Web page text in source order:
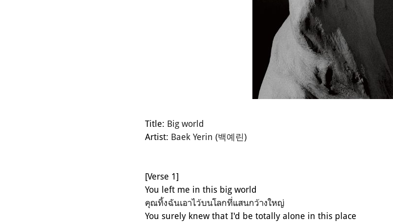
Title: Big world
Artist: Baek Yerin (백예린)
[Verse 1]
You left me in this big world
คุณทิ้งฉันเอาไว้บนโลกที่แสนกว้างใหญ่
You surely knew that I'd be totally alone in this place